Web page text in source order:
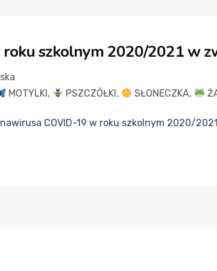
roku szkolnym 2020/2021 w
MOTYLKI, PSZCZÓŁKI, SŁONECZKA,
COVID-19 w roku szkolnym 2020/